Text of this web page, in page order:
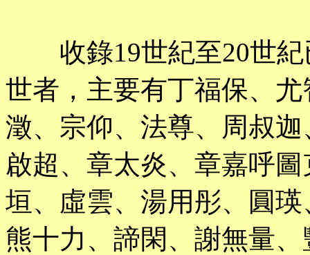
收錄19世紀至20世紀
世者，主要有丁福保、
澂、宗仰、法尊、周叔
啟超、章太炎、章嘉呼
垣、虛雲、湯用彤、圓
熊十力、諦閑、謝無量